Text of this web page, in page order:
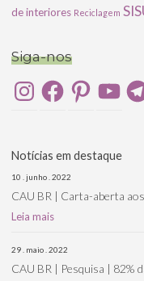
de interiores Reciclagem
Siga-nos
InstagramFacebookPinterestYouTube
Notícias em destaque
10 . junho . 2022
CAU BR | Carta-aberta
Leia mais
29 . maio . 2022
CAU BR | Pesquisa | 82%